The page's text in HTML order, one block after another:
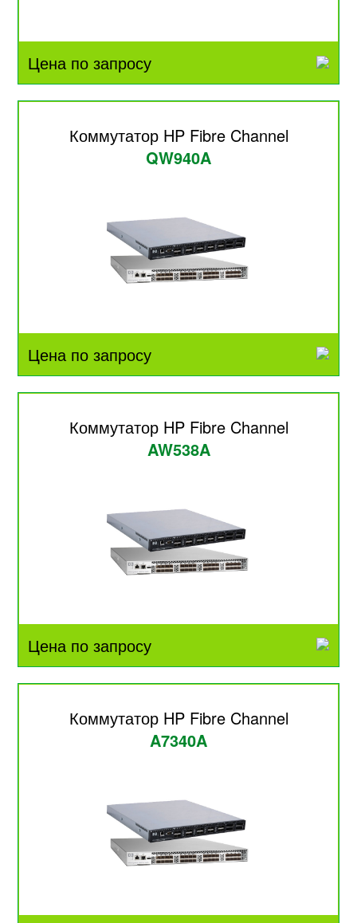
Цена по запросу
Коммутатор HP Fibre Channel
QW940A
Цена по запросу
Коммутатор HP Fibre Channel
AW538A
Цена по запросу
Коммутатор HP Fibre Channel
A7340A